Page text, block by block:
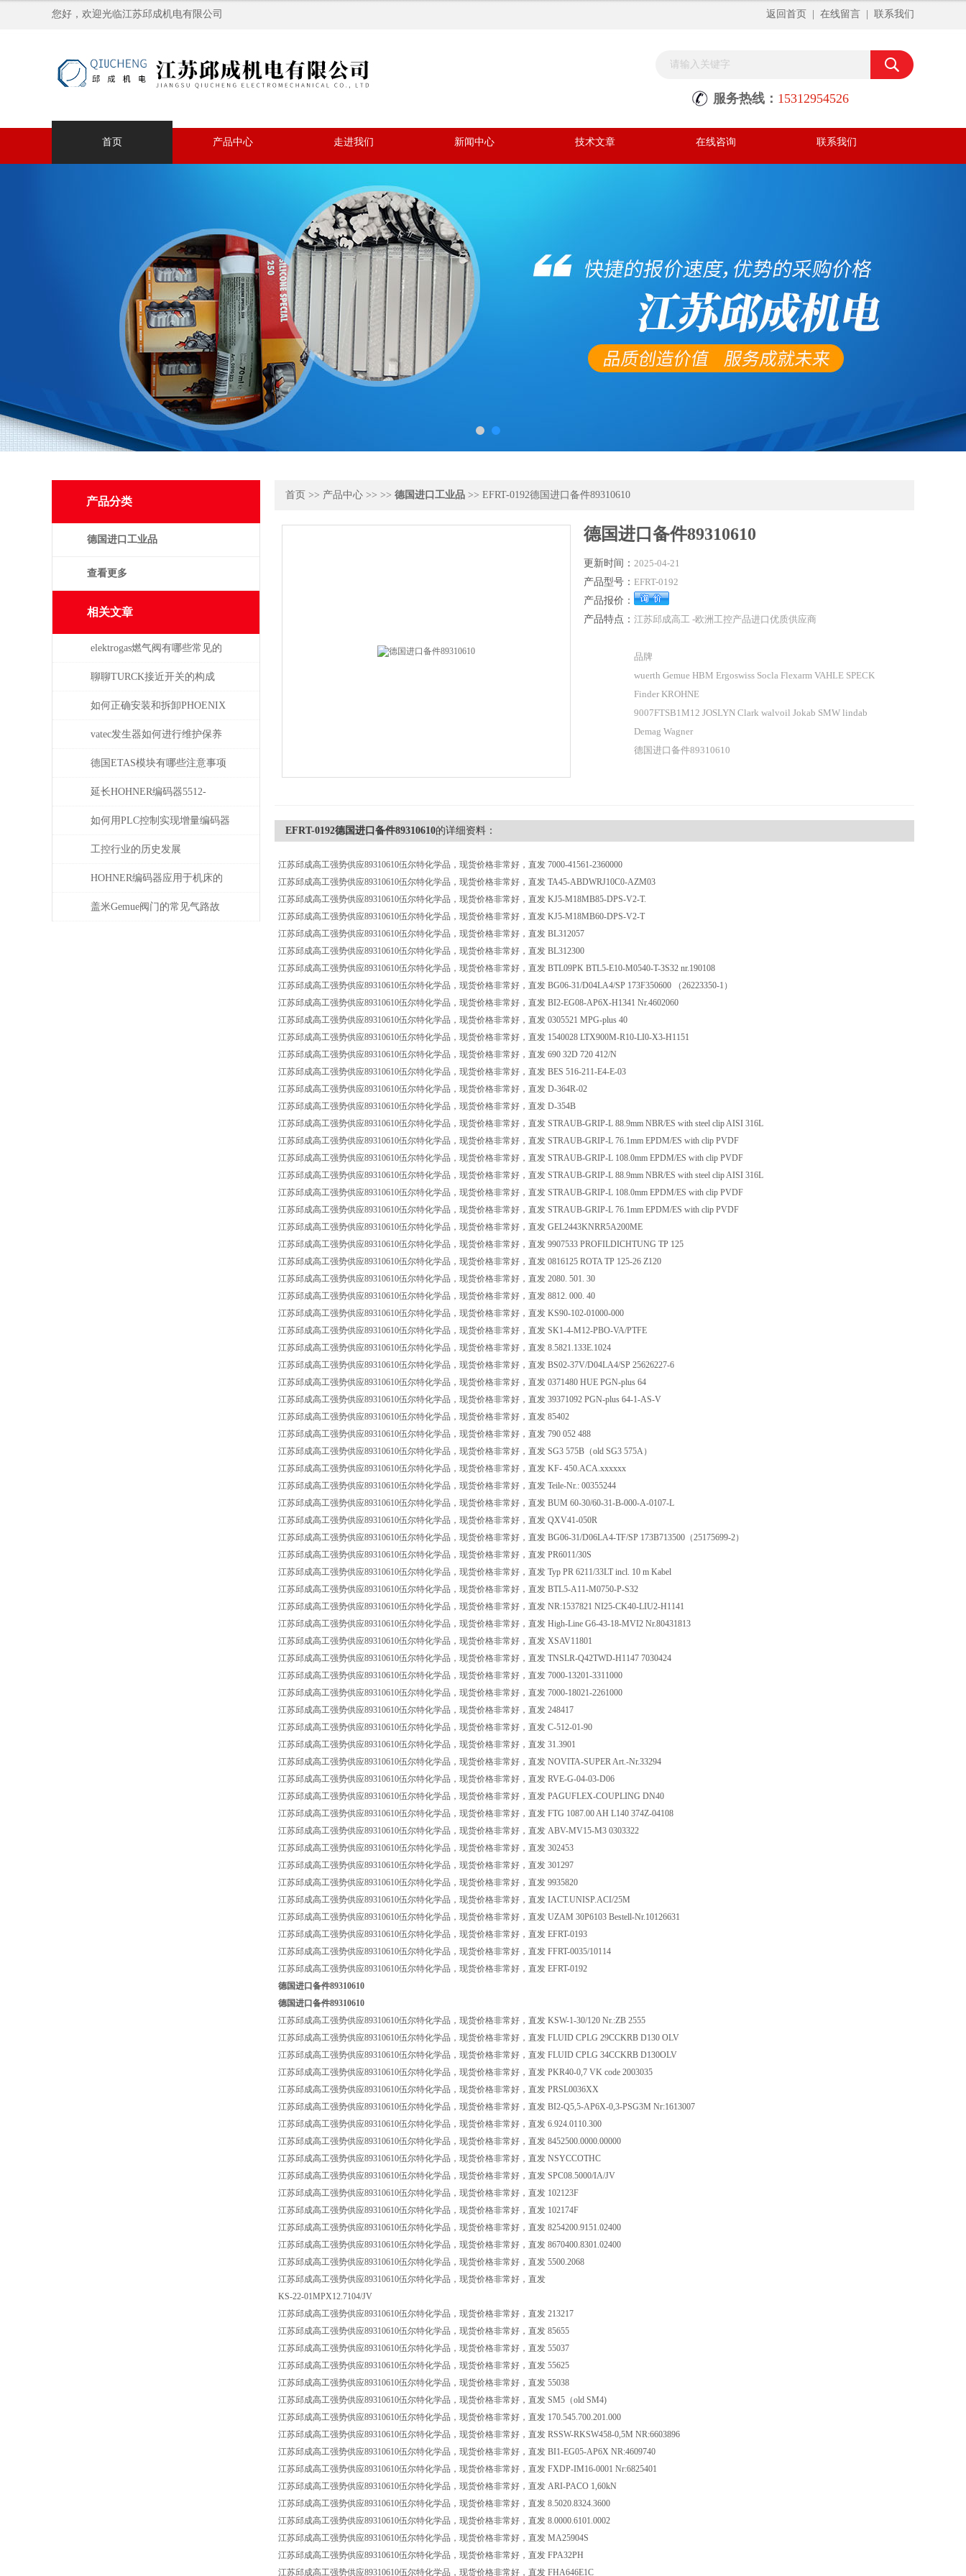
您好，欢迎光临江苏邱成机电有限公司 返回首页 在线留言 联系我们
服务热线： 15312954526
首页 产品中心 走进我们 新闻中心 技术文章 在线咨询 联系我们
产品分类
德国进口工业品
查看更多
相关文章
elektrogas燃气阀有哪些常见的
故障和问题
聊聊TURCK接近开关的构成
如何正确安装和拆卸PHOENIX
菲尼克斯连接器？
vatec发生器如何进行维护保养
德国ETAS模块有哪些注意事项
延长HOHNER编码器5512-
05FR-0800使用寿命的保养秘诀
如何用PLC控制实现增量编码器
的定位功能？
工控行业的历史发展
HOHNER编码器应用于机床的
位移测量和主轴控制
盖米Gemue阀门的常见气路故
首页 >> 产品中心 >> >> 德国进口工业品 >> EFRT-0192德国进口备件89310610
德国进口备件89310610
更新时间： 2025-04-21
产品型号： EFRT-0192
产品报价：
产品特点： 江苏邱成高工 -欧洲工控产品进口优质供应商
品牌
wuerth Gemue HBM Ergoswiss Socla Flexarm VAHLE SPECK
Finder KROHNE
9007FTSB1M12 JOSLYN Clark walvoil Jokab SMW lindab
Demag Wagner
德国进口备件89310610
EFRT-0192德国进口备件89310610的详细资料：
江苏邱成高工强势供应89310610伍尔特化学品，现货价格非常好，直发 7000-41561-2360000
江苏邱成高工强势供应89310610伍尔特化学品，现货价格非常好，直发 TA45-ABDWRJ10C0-AZM03
江苏邱成高工强势供应89310610伍尔特化学品，现货价格非常好，直发 KJ5-M18MB85-DPS-V2-T.
江苏邱成高工强势供应89310610伍尔特化学品，现货价格非常好，直发 KJ5-M18MB60-DPS-V2-T
江苏邱成高工强势供应89310610伍尔特化学品，现货价格非常好，直发 BL312057
江苏邱成高工强势供应89310610伍尔特化学品，现货价格非常好，直发 BL312300
江苏邱成高工强势供应89310610伍尔特化学品，现货价格非常好，直发 BTL09PK BTL5-E10-M0540-T-3S32 nr.190108
江苏邱成高工强势供应89310610伍尔特化学品，现货价格非常好，直发 BG06-31/D04LA4/SP 173F350600 （26223350-1）
江苏邱成高工强势供应89310610伍尔特化学品，现货价格非常好，直发 BI2-EG08-AP6X-H1341 Nr.4602060
江苏邱成高工强势供应89310610伍尔特化学品，现货价格非常好，直发 0305521 MPG-plus 40
江苏邱成高工强势供应89310610伍尔特化学品，现货价格非常好，直发 1540028 LTX900M-R10-LI0-X3-H1151
江苏邱成高工强势供应89310610伍尔特化学品，现货价格非常好，直发 690 32D 720 412/N
江苏邱成高工强势供应89310610伍尔特化学品，现货价格非常好，直发 BES 516-211-E4-E-03
江苏邱成高工强势供应89310610伍尔特化学品，现货价格非常好，直发 D-364R-02
江苏邱成高工强势供应89310610伍尔特化学品，现货价格非常好，直发 D-354B
江苏邱成高工强势供应89310610伍尔特化学品，现货价格非常好，直发 STRAUB-GRIP-L 88.9mm NBR/ES with steel clip AISI 316L
江苏邱成高工强势供应89310610伍尔特化学品，现货价格非常好，直发 STRAUB-GRIP-L 76.1mm EPDM/ES with clip PVDF
江苏邱成高工强势供应89310610伍尔特化学品，现货价格非常好，直发 STRAUB-GRIP-L 108.0mm EPDM/ES with clip PVDF
江苏邱成高工强势供应89310610伍尔特化学品，现货价格非常好，直发 STRAUB-GRIP-L 88.9mm NBR/ES with steel clip AISI 316L
江苏邱成高工强势供应89310610伍尔特化学品，现货价格非常好，直发 STRAUB-GRIP-L 108.0mm EPDM/ES with clip PVDF
江苏邱成高工强势供应89310610伍尔特化学品，现货价格非常好，直发 STRAUB-GRIP-L 76.1mm EPDM/ES with clip PVDF
江苏邱成高工强势供应89310610伍尔特化学品，现货价格非常好，直发 GEL2443KNRR5A200ME
江苏邱成高工强势供应89310610伍尔特化学品，现货价格非常好，直发 9907533 PROFILDICHTUNG TP 125
江苏邱成高工强势供应89310610伍尔特化学品，现货价格非常好，直发 0816125 ROTA TP 125-26 Z120
江苏邱成高工强势供应89310610伍尔特化学品，现货价格非常好，直发 2080. 501. 30
江苏邱成高工强势供应89310610伍尔特化学品，现货价格非常好，直发 8812. 000. 40
江苏邱成高工强势供应89310610伍尔特化学品，现货价格非常好，直发 KS90-102-01000-000
江苏邱成高工强势供应89310610伍尔特化学品，现货价格非常好，直发 SK1-4-M12-PBO-VA/PTFE
江苏邱成高工强势供应89310610伍尔特化学品，现货价格非常好，直发 8.5821.133E.1024
江苏邱成高工强势供应89310610伍尔特化学品，现货价格非常好，直发 BS02-37V/D04LA4/SP 25626227-6
江苏邱成高工强势供应89310610伍尔特化学品，现货价格非常好，直发 0371480 HUE PGN-plus 64
江苏邱成高工强势供应89310610伍尔特化学品，现货价格非常好，直发 39371092 PGN-plus 64-1-AS-V
江苏邱成高工强势供应89310610伍尔特化学品，现货价格非常好，直发 85402
江苏邱成高工强势供应89310610伍尔特化学品，现货价格非常好，直发 790 052 488
江苏邱成高工强势供应89310610伍尔特化学品，现货价格非常好，直发 SG3 575B（old SG3 575A）
江苏邱成高工强势供应89310610伍尔特化学品，现货价格非常好，直发 KF- 450.ACA.xxxxxx
江苏邱成高工强势供应89310610伍尔特化学品，现货价格非常好，直发 Teile-Nr.: 00355244
江苏邱成高工强势供应89310610伍尔特化学品，现货价格非常好，直发 BUM 60-30/60-31-B-000-A-0107-L
江苏邱成高工强势供应89310610伍尔特化学品，现货价格非常好，直发 QXV41-050R
江苏邱成高工强势供应89310610伍尔特化学品，现货价格非常好，直发 BG06-31/D06LA4-TF/SP 173B713500（25175699-2）
江苏邱成高工强势供应89310610伍尔特化学品，现货价格非常好，直发 PR6011/30S
江苏邱成高工强势供应89310610伍尔特化学品，现货价格非常好，直发 Typ PR 6211/33LT incl. 10 m Kabel
江苏邱成高工强势供应89310610伍尔特化学品，现货价格非常好，直发 BTL5-A11-M0750-P-S32
江苏邱成高工强势供应89310610伍尔特化学品，现货价格非常好，直发 NR:1537821 NI25-CK40-LIU2-H1141
江苏邱成高工强势供应89310610伍尔特化学品，现货价格非常好，直发 High-Line G6-43-18-MVI2 Nr.80431813
江苏邱成高工强势供应89310610伍尔特化学品，现货价格非常好，直发 XSAV11801
江苏邱成高工强势供应89310610伍尔特化学品，现货价格非常好，直发 TNSLR-Q42TWD-H1147 7030424
江苏邱成高工强势供应89310610伍尔特化学品，现货价格非常好，直发 7000-13201-3311000
江苏邱成高工强势供应89310610伍尔特化学品，现货价格非常好，直发 7000-18021-2261000
江苏邱成高工强势供应89310610伍尔特化学品，现货价格非常好，直发 248417
江苏邱成高工强势供应89310610伍尔特化学品，现货价格非常好，直发 C-512-01-90
江苏邱成高工强势供应89310610伍尔特化学品，现货价格非常好，直发 31.3901
江苏邱成高工强势供应89310610伍尔特化学品，现货价格非常好，直发 NOVITA-SUPER Art.-Nr.33294
江苏邱成高工强势供应89310610伍尔特化学品，现货价格非常好，直发 RVE-G-04-03-D06
江苏邱成高工强势供应89310610伍尔特化学品，现货价格非常好，直发 PAGUFLEX-COUPLING DN40
江苏邱成高工强势供应89310610伍尔特化学品，现货价格非常好，直发 FTG 1087.00 AH L140 374Z-04108
江苏邱成高工强势供应89310610伍尔特化学品，现货价格非常好，直发 ABV-MV15-M3 0303322
江苏邱成高工强势供应89310610伍尔特化学品，现货价格非常好，直发 302453
江苏邱成高工强势供应89310610伍尔特化学品，现货价格非常好，直发 301297
江苏邱成高工强势供应89310610伍尔特化学品，现货价格非常好，直发 9935820
江苏邱成高工强势供应89310610伍尔特化学品，现货价格非常好，直发 IACT.UNISP.ACI/25M
江苏邱成高工强势供应89310610伍尔特化学品，现货价格非常好，直发 UZAM 30P6103 Bestell-Nr.10126631
江苏邱成高工强势供应89310610伍尔特化学品，现货价格非常好，直发 EFRT-0193
江苏邱成高工强势供应89310610伍尔特化学品，现货价格非常好，直发 FFRT-0035/10114
江苏邱成高工强势供应89310610伍尔特化学品，现货价格非常好，直发 EFRT-0192
德国进口备件89310610
德国进口备件89310610
江苏邱成高工强势供应89310610伍尔特化学品，现货价格非常好，直发 KSW-1-30/120 Nr.:ZB 2555
江苏邱成高工强势供应89310610伍尔特化学品，现货价格非常好，直发 FLUID CPLG 29CCKRB D130 OLV
江苏邱成高工强势供应89310610伍尔特化学品，现货价格非常好，直发 FLUID CPLG 34CCKRB D130OLV
江苏邱成高工强势供应89310610伍尔特化学品，现货价格非常好，直发 PKR40-0,7 VK code 2003035
江苏邱成高工强势供应89310610伍尔特化学品，现货价格非常好，直发 PRSL0036XX
江苏邱成高工强势供应89310610伍尔特化学品，现货价格非常好，直发 BI2-Q5,5-AP6X-0,3-PSG3M Nr:1613007
江苏邱成高工强势供应89310610伍尔特化学品，现货价格非常好，直发 6.924.0110.300
江苏邱成高工强势供应89310610伍尔特化学品，现货价格非常好，直发 8452500.0000.00000
江苏邱成高工强势供应89310610伍尔特化学品，现货价格非常好，直发 NSYCCOTHC
江苏邱成高工强势供应89310610伍尔特化学品，现货价格非常好，直发 SPC08.5000/IA/JV
江苏邱成高工强势供应89310610伍尔特化学品，现货价格非常好，直发 102123F
江苏邱成高工强势供应89310610伍尔特化学品，现货价格非常好，直发 102174F
江苏邱成高工强势供应89310610伍尔特化学品，现货价格非常好，直发 8254200.9151.02400
江苏邱成高工强势供应89310610伍尔特化学品，现货价格非常好，直发 8670400.8301.02400
江苏邱成高工强势供应89310610伍尔特化学品，现货价格非常好，直发 5500.2068
江苏邱成高工强势供应89310610伍尔特化学品，现货价格非常好，直发
KS-22-01MPX12.7104/JV
江苏邱成高工强势供应89310610伍尔特化学品，现货价格非常好，直发 213217
江苏邱成高工强势供应89310610伍尔特化学品，现货价格非常好，直发 85655
江苏邱成高工强势供应89310610伍尔特化学品，现货价格非常好，直发 55037
江苏邱成高工强势供应89310610伍尔特化学品，现货价格非常好，直发 55625
江苏邱成高工强势供应89310610伍尔特化学品，现货价格非常好，直发 55038
江苏邱成高工强势供应89310610伍尔特化学品，现货价格非常好，直发 SM5（old SM4)
江苏邱成高工强势供应89310610伍尔特化学品，现货价格非常好，直发 170.545.700.201.000
江苏邱成高工强势供应89310610伍尔特化学品，现货价格非常好，直发 RSSW-RKSW458-0,5M NR:6603896
江苏邱成高工强势供应89310610伍尔特化学品，现货价格非常好，直发 BI1-EG05-AP6X NR:4609740
江苏邱成高工强势供应89310610伍尔特化学品，现货价格非常好，直发 FXDP-IM16-0001 Nr:6825401
江苏邱成高工强势供应89310610伍尔特化学品，现货价格非常好，直发 ARI-PACO 1,60kN
江苏邱成高工强势供应89310610伍尔特化学品，现货价格非常好，直发 8.5020.8324.3600
江苏邱成高工强势供应89310610伍尔特化学品，现货价格非常好，直发 8.0000.6101.0002
江苏邱成高工强势供应89310610伍尔特化学品，现货价格非常好，直发 MA25904S
江苏邱成高工强势供应89310610伍尔特化学品，现货价格非常好，直发 FPA32PH
江苏邱成高工强势供应89310610伍尔特化学品，现货价格非常好，直发 FHA646E1C